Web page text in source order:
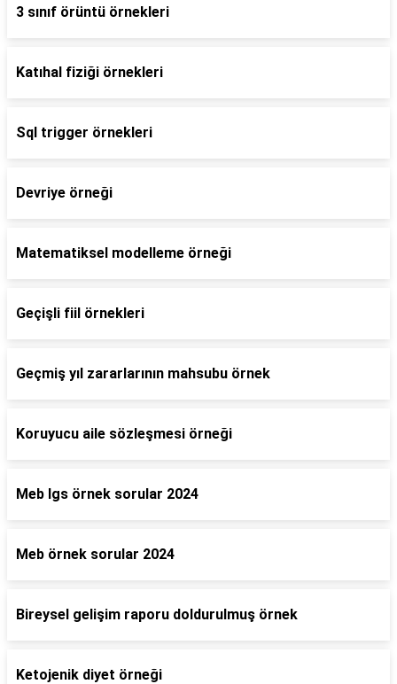
3 sınıf örüntü örnekleri
Katıhal fiziği örnekleri
Sql trigger örnekleri
Devriye örneği
Matematiksel modelleme örneği
Geçişli fiil örnekleri
Geçmiş yıl zararlarının mahsubu örnek
Koruyucu aile sözleşmesi örneği
Meb lgs örnek sorular 2024
Meb örnek sorular 2024
Bireysel gelişim raporu doldurulmuş örnek
Ketojenik diyet örneği